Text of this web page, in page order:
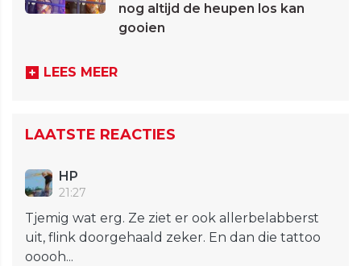
nog altijd de heupen los kan
gooien
LEES MEER
LAATSTE REACTIES
HP
21:27
Tjemig wat erg. Ze ziet er ook allerbelabberst
uit, flink doorgehaald zeker. En dan die tattoo
ooooh...